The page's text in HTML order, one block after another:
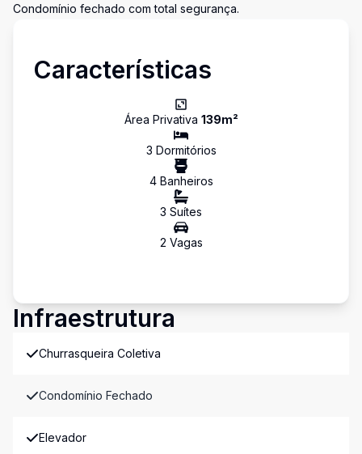
Condomínio fechado com total segurança.
Características
Área Privativa 139m²
3 Dormitórios
4Banheiros
3 Suítes
2 Vagas
Infraestrutura
Churrasqueira Coletiva
Condomínio Fechado
Elevador